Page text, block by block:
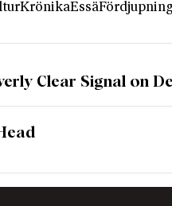
KrönikaEssä
Clear Signal on